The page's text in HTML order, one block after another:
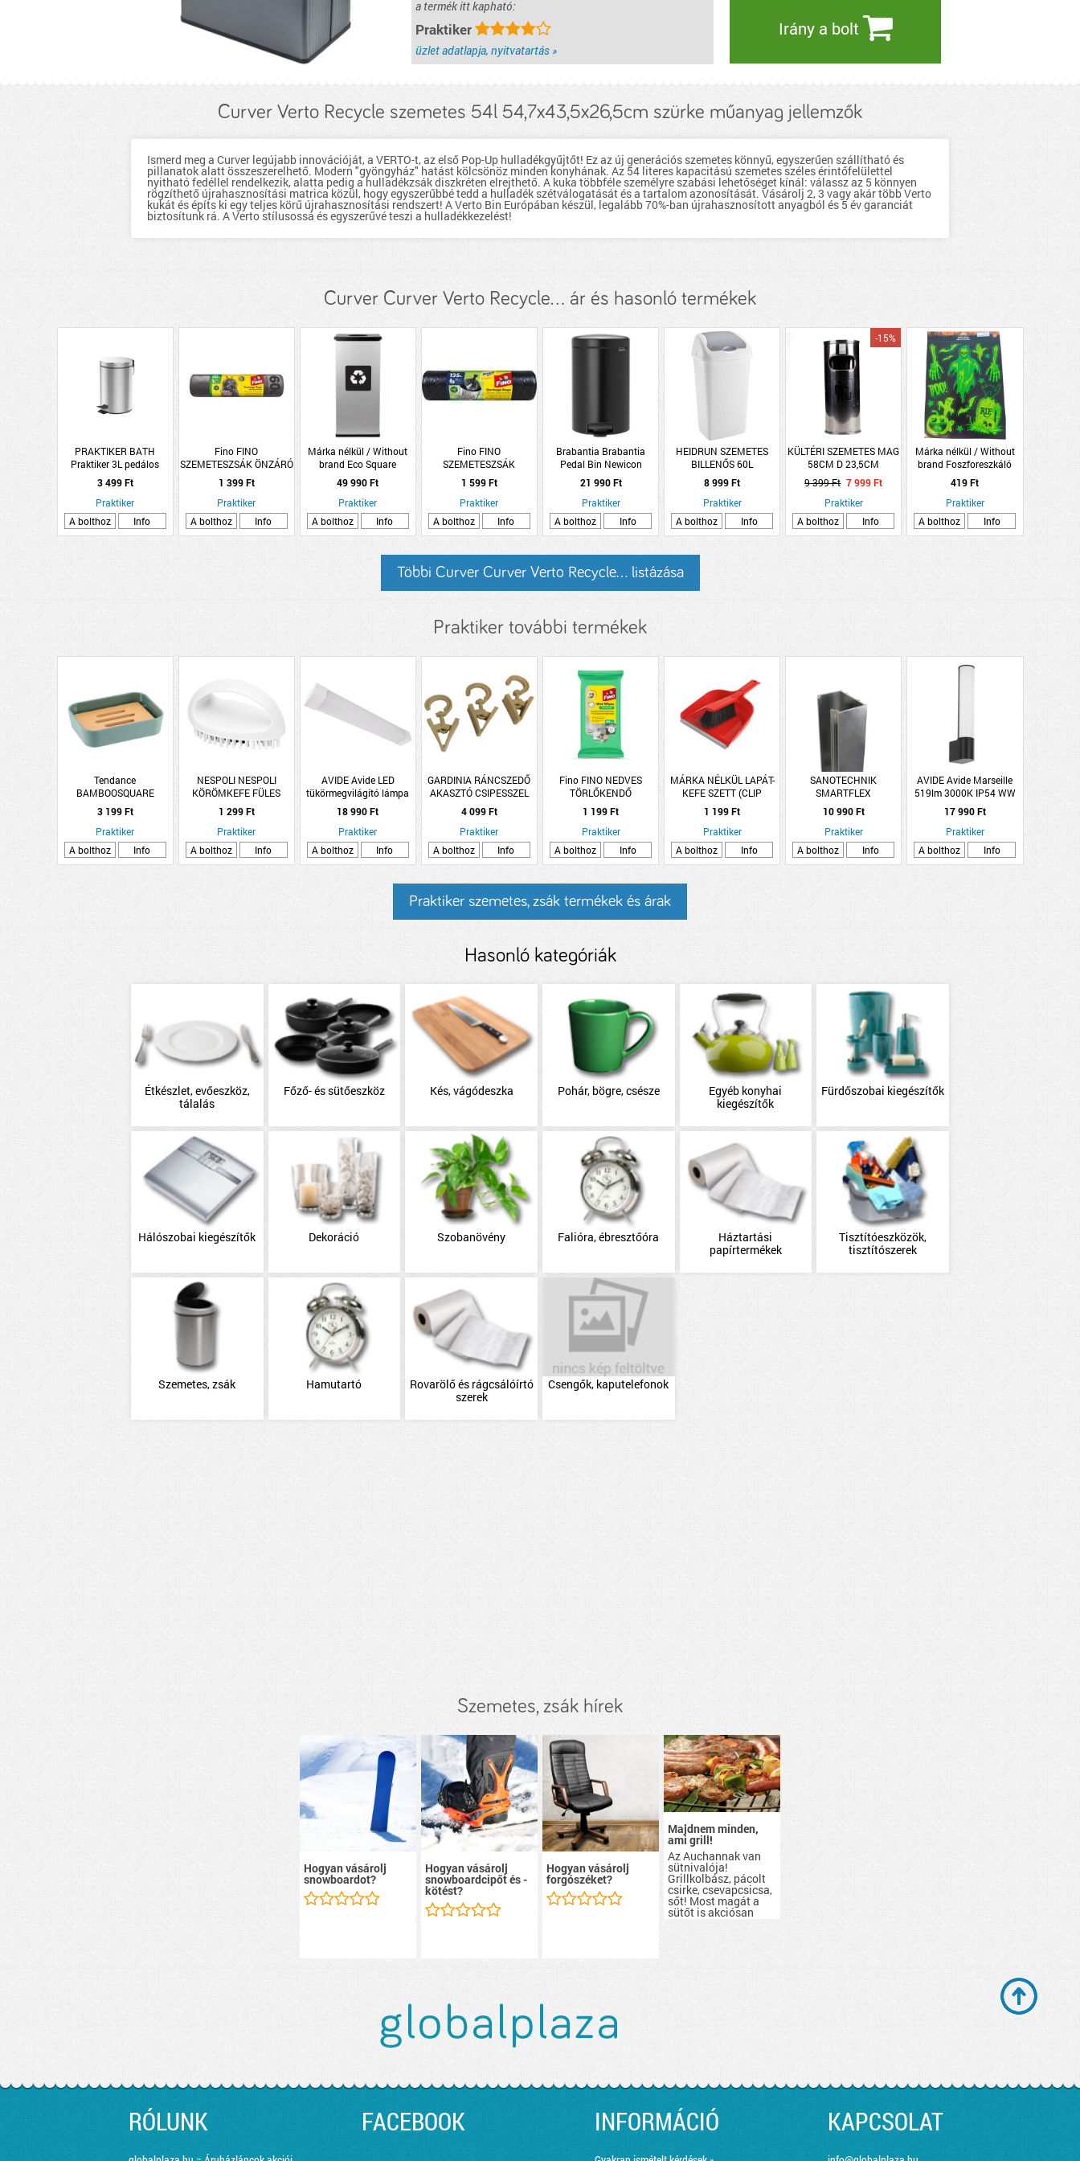
a termék itt kapható:
Praktiker
üzlet adatlapja, nyitvatartás »
Irány a bolt
Curver Verto Recycle szemetes 54l 54,7x43,5x26,5cm szürke műanyag jellemzők
Ismerd meg a Curver legújabb innovációját, a VERTO-t, az első Pop-Up hulladékgyűjtőt! Ez az új generációs szemetes könnyű, egyszerűen szállítható és
pillanatok alatt összeszerelhető. Modern "gyöngyház" hatást kölcsönöz minden konyhának. Az 54 literes kapacitású szemetes széles érintőfelülettel
nyitható fedéllel rendelkezik, alatta pedig a hulladékzsák diszkréten elrejthető. A kuka többféle személyre szabási lehetőséget kínál: válassz az 5 könnyen
rögzíthető újrahasznosítási matrica közül, hogy egyszerűbbé tedd a hulladék szétválogatását és a tartalom azonosítását. Vásárolj 2, 3 vagy akár több Verto
kukát és építs ki egy teljes körű újrahasznosítási rendszert! A Verto Bin Európában készül, legalább 70%-ban újrahasznosított anyagból és 5 év garanciát
biztosítunk rá. A Verto stílusossá és egyszerűvé teszi a hulladékkezelést!
Curver Curver Verto Recycle... ár és hasonló termékek
PRAKTIKER BATH
Praktiker 3L pedálos
szemetes
3 499 Ft
Praktiker
A bolthoz
Info
Fino FINO
SZEMETESZSÁK ÖNZÁRÓ
SZALAGGAL TYTAN
FLEX60L/10DB
1 399 Ft
Praktiker
A bolthoz
Info
Márka nélkül / Without
brand Eco Square
szemetes szelektív fém
60l 30x30x69cm fekete
49 990 Ft
Praktiker
A bolthoz
Info
Fino FINO
SZEMETESZSÁK
ECONOMY 135L/10DB
1 599 Ft
Praktiker
A bolthoz
Info
Brabantia Brabantia
Pedal Bin Newicon
pedálos szemetes 12l
matt fekete acél-műanyag
21 990 Ft
Praktiker
A bolthoz
Info
HEIDRUN SZEMETES
BILLENŐS 60L
39X33X74CM
8 999 Ft
Praktiker
A bolthoz
Info
KÜLTÉRI SZEMETES MAG
58CM D 23,5CM
-15%
9 399 Ft 7 999 Ft
Praktiker
A bolthoz
Info
Márka nélkül / Without
brand Foszforeszkáló
matrica 2-féle modell
43x30cm
419 Ft
Praktiker
A bolthoz
Info
Többi Curver Curver Verto Recycle... listázása
Praktiker további termékek
Tendance
BAMBOOSQUARE
SZAPPANTARTÓ MENTA
3 199 Ft
Praktiker
A bolthoz
Info
NESPOLI NESPOLI
KÖRÖMKEFE FÜLES
10CM NYLON SÖRTÉVEL
1 299 Ft
Praktiker
A bolthoz
Info
AVIDE Avide LED
tükörmegvilágító lámpa
600mm
18 990 Ft
Praktiker
A bolthoz
Info
GARDINIA RÁNCSZEDŐ
AKASZTÓ CSIPESSZEL
4 099 Ft
Praktiker
A bolthoz
Info
Fino FINO NEDVES
TÖRLŐKENDŐ
UNIVERZÁLIS 40DB
KÓKUSZ ILLATÚ
1 199 Ft
Praktiker
A bolthoz
Info
MÁRKA NÉLKÜL LAPÁT-
KEFE SZETT (CLIP
LAPÁTTAL GUMIÉLLEL)
1 199 Ft
Praktiker
A bolthoz
Info
SANOTECHNIK
SMARTFLEX
TOLDÓPROFIL
ZUHANYFALHOZ ÉS
NYÍLÓ AJTÓHOZ 20MM
195X2CM
10 990 Ft
Praktiker
A bolthoz
Info
AVIDE Avide Marseille
519lm 3000K IP54 WW
fekete kültéri fali LED
lámpa
17 990 Ft
Praktiker
A bolthoz
Info
Praktiker szemetes, zsák termékek és árak
Hasonló kategóriák
Étkészlet, evőeszköz,
tálalás
Főző- és sütőeszköz Kés, vágódeszka Pohár, bögre, csésze
Egyéb konyhai
kiegészítők
Fürdőszobai kiegészítők
Hálószobai kiegészítők Dekoráció Szobanövény Falióra, ébresztőóra
Háztartási
papírtermékek
Tisztítóeszközök,
tisztítószerek
Szemetes, zsák Hamutartó
Rovarölő és rágcsálóírtó
szerek
Csengők, kaputelefonok
Szemetes, zsák hírek
Hogyan vásárolj
snowboardot?
Hogyan vásárolj
snowboardcipőt és -
kötést?
Hogyan vásárolj
forgószéket?
Majdnem minden,
ami grill!
Az Auchannak van
sütnivalója!
Grillkolbász, pácolt
csirke, csevapcsicsa,
sőt! Most magát a
sütőt is akciósan
szerezheted be.
RÓLUNK FACEBOOK INFORMÁCIÓ KAPCSOLAT